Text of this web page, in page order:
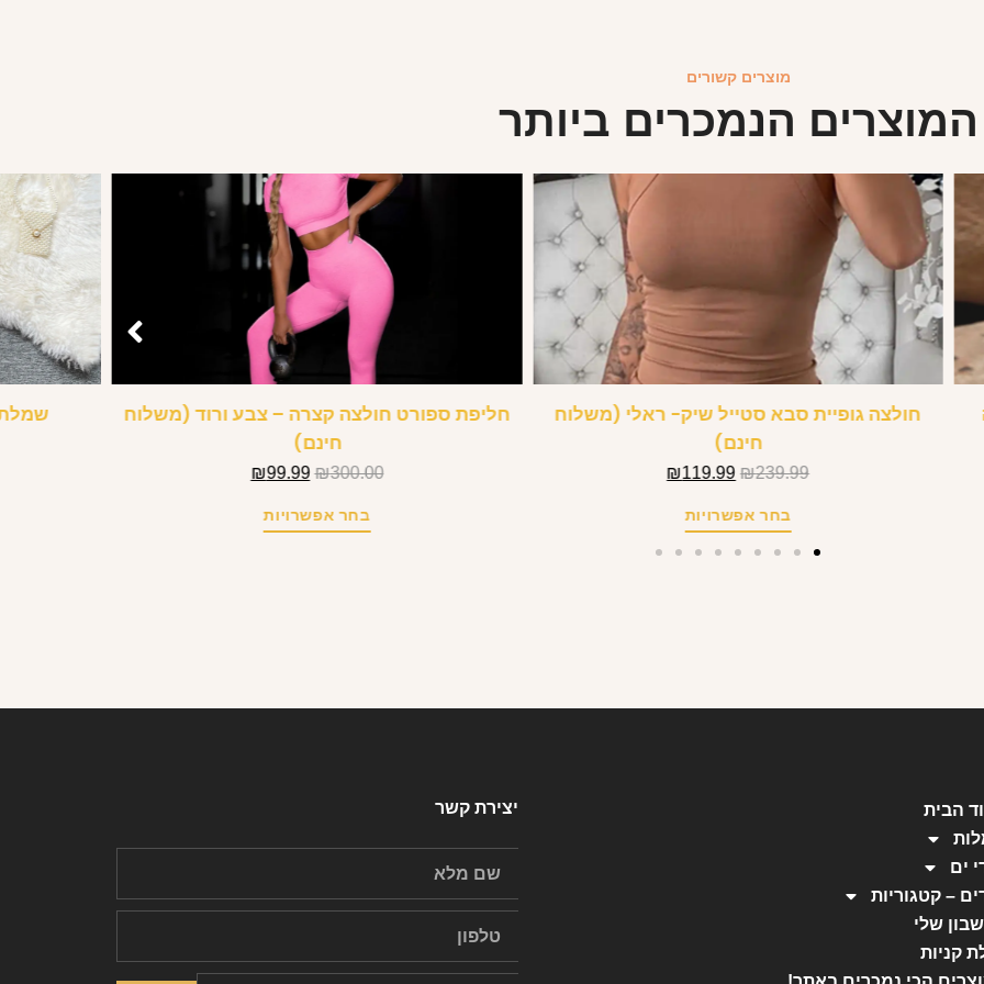
מוצרים קשורים
המוצרים הנמכרים ביותר
חולצה גופיית סבא סטייל שיק- ראלי (משלוח
חינם)
₪239.99
₪119.99
בחר אפשרויות
חליפת ספורט חולצה קצרה – צבע ורוד (משלוח
חינם)
₪300.00
₪99.99
בחר אפשרויות
הבית
ים
– קטגוריות
שלי
קניות
יצירת קשר